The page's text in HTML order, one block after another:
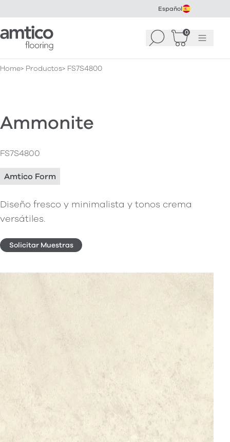
Español
Amtico Flooring Buscar 0
Cesta (0)
Menú
Home Productos FS7S4800
Ammonite
FS7S4800
Amtico Form
Diseño fresco y minimalista y tonos crema
versátiles.
Solicitar Muestras